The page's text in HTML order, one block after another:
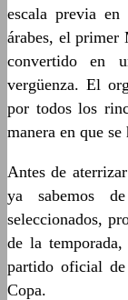
escala previa en
árabes, el primer
convertido en
vergüenza. El
por todos los
manera en que
Antes de
ya sabemos
seleccionados,
de la
partido oficial
Copa.